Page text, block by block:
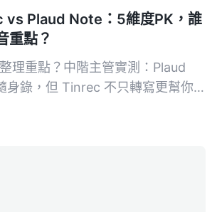
Plaud Note：5維度PK，誰
重點？
理重點？中階主管實測：Plaud
身錄，但 Tinrec 不只轉寫更幫你